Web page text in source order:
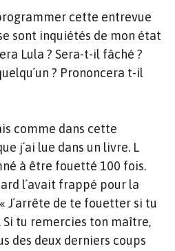
cette entrevue
sont inquiétés de mon état
Lula ? Sera-t-il fâché ?
? Prononcera t-il
comme dans cette
j´ai lue dans un livre. L
à être fouetté 100 fois.
l´avait frappé pour la
J´arrête de te fouetter si tu
tu remercies ton maître,
des deux derniers coups